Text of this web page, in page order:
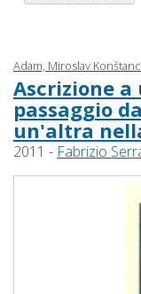
Adam, Miroslav Konštanc
Ascrizione a
passaggio
un'altra
2011 - Fabrizio